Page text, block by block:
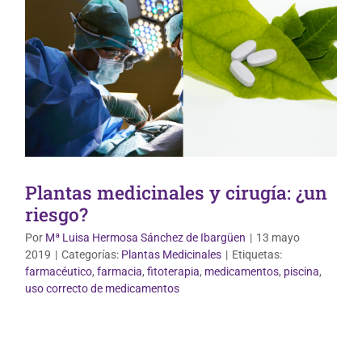
Plantas medicinales y cirugía: ¿un
riesgo?
Por Mª Luisa Hermosa Sánchez de Ibargüen | 13 mayo
2019 | Categorías: Plantas Medicinales | Etiquetas:
farmacéutico, farmacia, fitoterapia, medicamentos, piscina,
uso correcto de medicamentos
Vida Saludable